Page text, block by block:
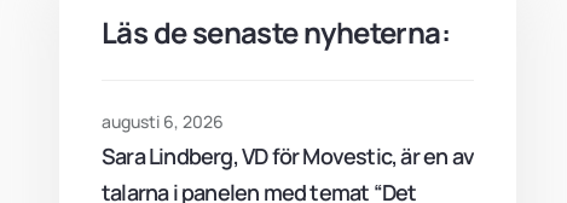
Läs de senaste nyheterna:
Sara Lindberg, VD för Movestic, är en av
talarna i panelen med temat “Det
augusti 6, 2026